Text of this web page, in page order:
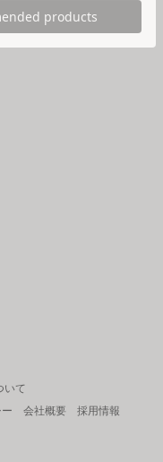
いて
会社概要
採用情報